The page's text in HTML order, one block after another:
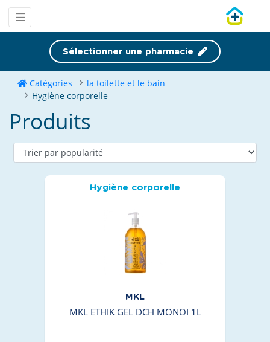
Sélectionner une pharmacie
Catégories
la toilette et le bain
Hygiène corporelle
Produits
Hygiène corporelle
MKL
MKL ETHIK GEL DCH MONOI 1L